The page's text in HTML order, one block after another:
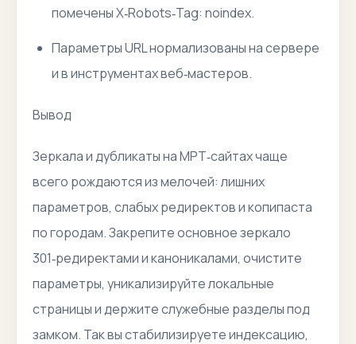
помечены X‑Robots‑Tag: noindex.
Параметры URL нормализованы на сервере
и в инструментах веб‑мастеров.
Вывод
Зеркала и дубликаты на МРТ‑сайтах чаще
всего рождаются из мелочей: лишних
параметров, слабых редиректов и копипаста
по городам. Закрепите основное зеркало
301‑редиректами и каноникалами, очистите
параметры, уникализируйте локальные
страницы и держите служебные разделы под
замком. Так вы стабилизируете индексацию,